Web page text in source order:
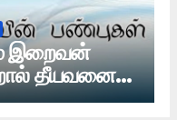
இறைவன்
தீயவனைத்
நியாயம்?